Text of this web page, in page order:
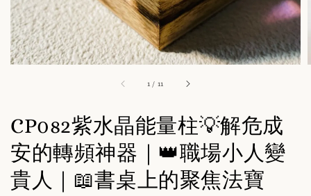
1 / 11
CP082紫水晶能量柱💡解危成
安的轉頻神器｜👑職場小人變
貴人｜📖書桌上的聚焦法寶